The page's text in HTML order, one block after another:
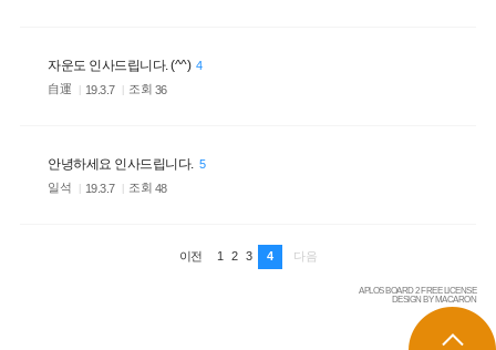
자운도 인사드립니다. (^^) 4
自運
19.3.7 조회 36
안녕하세요 인사드립니다. 5
일석
19.3.7 조회 48
이전 1 2 3 4 다음
APLOS BOARD 2 FREE LICENSE
DESIGN BY MACARON